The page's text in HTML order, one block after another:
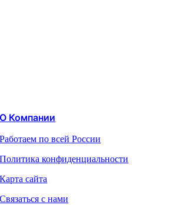
О Компании
Работаем по всей России
Политика конфиденциальности
Карта сайта
Связаться с нами